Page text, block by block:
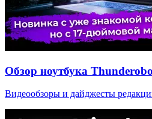
Обзор ноутбука
Видеообзоры и дайджесты